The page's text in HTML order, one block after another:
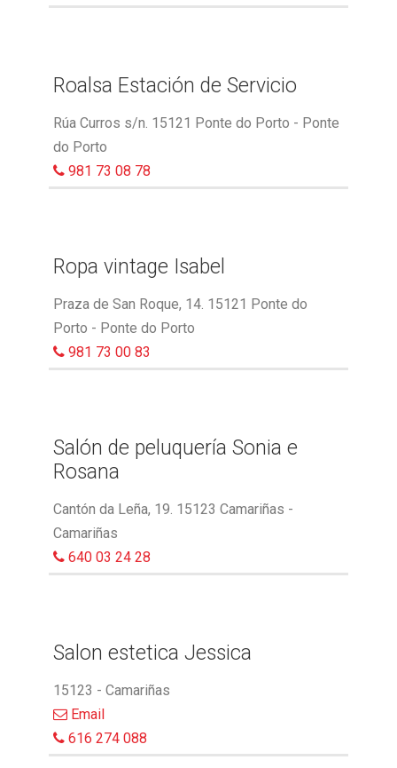
Roalsa Estación de Servicio
Rúa Curros s/n. 15121 Ponte do Porto - Ponte
do Porto
981 73 08 78
Ropa vintage Isabel
Praza de San Roque, 14. 15121 Ponte do
Porto - Ponte do Porto
981 73 00 83
Salón de peluquería Sonia e
Rosana
Cantón da Leña, 19. 15123 Camariñas -
Camariñas
640 03 24 28
Salon estetica Jessica
15123 - Camariñas
Email
616 274 088